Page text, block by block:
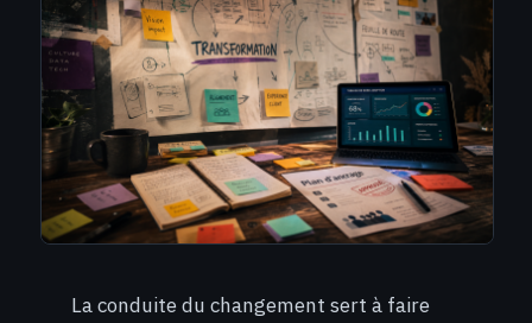
La conduite du changement sert à faire